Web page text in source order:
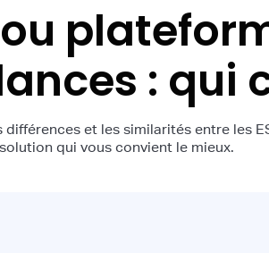
ou
: qui
différences et les similarités entre les
qui vous convient le mieux.